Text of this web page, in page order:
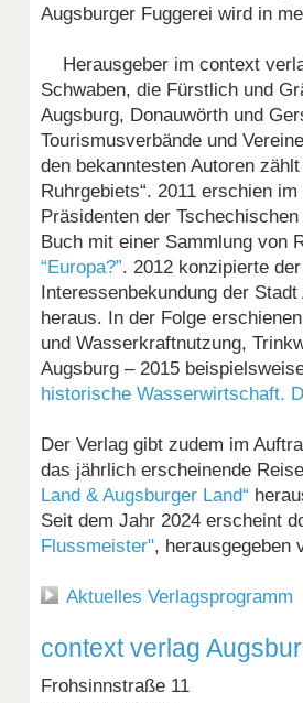
Augsburger Fuggerei wird in
Herausgeber im context
Schwaben, die Fürstlich und
Augsburg, Donauwörth und
Tourismusverbände und
den bekanntesten Autoren
Ruhrgebiets“. 2011 erschien
Präsidenten der
Buch mit einer Sammlung von
“Europa?”. 2012 konzipierte
Interessenbekundung der
heraus. In der Folge
und Wasserkraftnutzung,
Augsburg – 2015
historische Wasserwirtschaft.
Der Verlag gibt zudem im
das jährlich erscheinende
Land & Augsburger Land“
Seit dem Jahr 2024 erscheint
Flussmeister", herausgegeben
Aktuelles Verlagsprogramm
context verlag
Frohsinnstraße 11